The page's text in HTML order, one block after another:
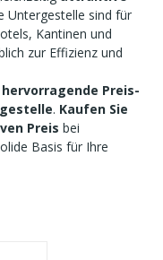
Untergestelle sind für
Kantinen und
zur Effizienz und
hervorragende Preis-
. Kaufen Sie
Preis bei
Basis für Ihre